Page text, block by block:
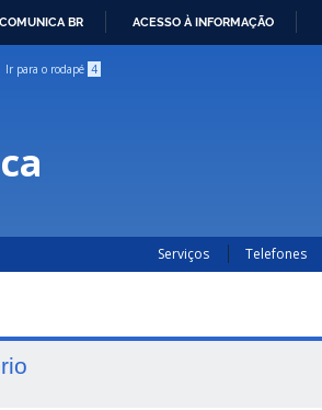
COMUNICA BR ACESSO À INFORMAÇÃO
Ir para o rodapé 4
Serviços Telefones